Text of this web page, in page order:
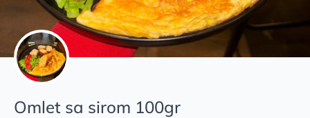
Omlet sa sirom 100gr